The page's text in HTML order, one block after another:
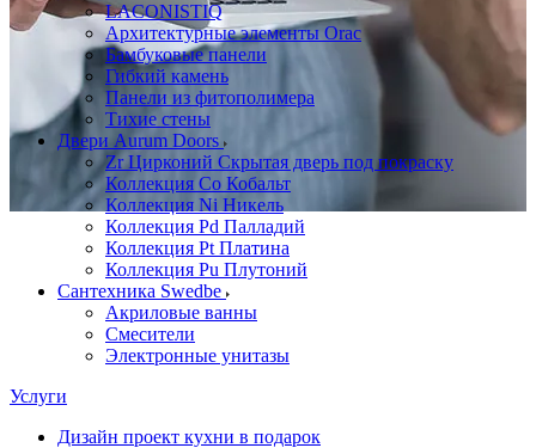
LACONISTIQ
Архитектурные элементы Orac
Бамбуковые панели
Гибкий камень
Панели из фитополимера
Тихие стены
Двери Aurum Doors
Zr Цирконий Скрытая дверь под покраску
Коллекция Co Кобальт
Коллекция Ni Никель
Коллекция Pd Палладий
Коллекция Pt Платина
Коллекция Pu Плутоний
Сантехника Swedbe
Акриловые ванны
Смесители
Электронные унитазы
Услуги
Дизайн проект кухни в подарок